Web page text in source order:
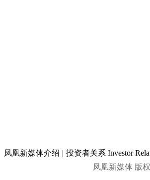
凤凰新媒体介绍 | 投资者关系 Investor
凤凰新媒体 版